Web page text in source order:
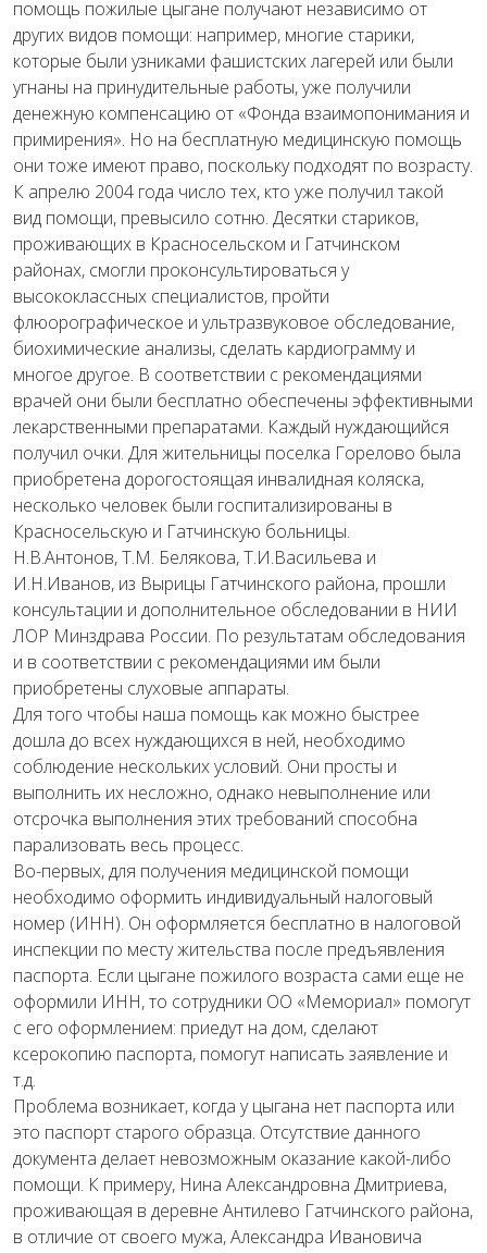
помощь пожилые цыгане получают независимо от
других видов помощи: например, многие старики,
которые были узниками фашистских лагерей или были
угнаны на принудительные работы, уже получили
денежную компенсацию от «Фонда взаимопонимания и
примирения». Но на бесплатную медицинскую помощь
они тоже имеют право, поскольку подходят по возрасту.
К апрелю 2004 года число тех, кто уже получил такой
вид помощи, превысило сотню. Десятки стариков,
проживающих в Красносельском и Гатчинском
районах, смогли проконсультироваться у
высококлассных специалистов, пройти
флюорографическое и ультразвуковое обследование,
биохимические анализы, сделать кардиограмму и
многое другое. В соответствии с рекомендациями
врачей они были бесплатно обеспечены эффективными
лекарственными препаратами. Каждый нуждающийся
получил очки. Для жительницы поселка Горелово была
приобретена дорогостоящая инвалидная коляска,
несколько человек были госпитализированы в
Красносельскую и Гатчинскую больницы.
Н.В.Антонов, Т.М. Белякова, Т.И.Васильева и
И.Н.Иванов, из Вырицы Гатчинского района, прошли
консультации и дополнительное обследовании в НИИ
ЛОР Минздрава России. По результатам обследования
и в соответствии с рекомендациями им были
приобретены слуховые аппараты.
Для того чтобы наша помощь как можно быстрее
дошла до всех нуждающихся в ней, необходимо
соблюдение нескольких условий. Они просты и
выполнить их несложно, однако невыполнение или
отсрочка выполнения этих требований способна
парализовать весь процесс.
Во-первых, для получения медицинской помощи
необходимо оформить индивидуальный налоговый
номер (ИНН). Он оформляется бесплатно в налоговой
инспекции по месту жительства после предъявления
паспорта. Если цыгане пожилого возраста сами еще не
оформили ИНН, то сотрудники ОО «Мемориал» помогут
с его оформлением: приедут на дом, сделают
ксерокопию паспорта, помогут написать заявление и
т.д.
Проблема возникает, когда у цыгана нет паспорта или
это паспорт старого образца. Отсутствие данного
документа делает невозможным оказание какой-либо
помощи. К примеру, Нина Александровна Дмитриева,
проживающая в деревне Антилево Гатчинского района,
в отличие от своего мужа, Александра Ивановича